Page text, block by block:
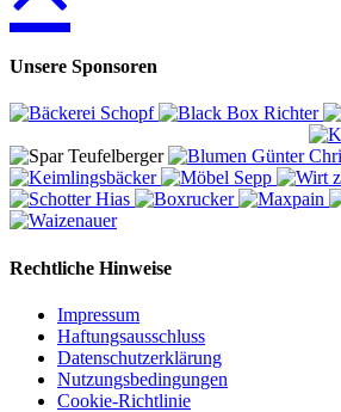
Unsere Sponsoren
Rechtliche Hinweise
Impressum
Haftungsausschluss
Datenschutzerklärung
Nutzungsbedingungen
Cookie-Richtlinie